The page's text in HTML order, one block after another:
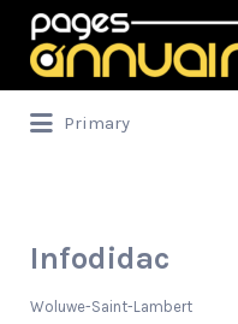
Rechercher:
Primary
Infodidac
Woluwe-Saint-Lambert